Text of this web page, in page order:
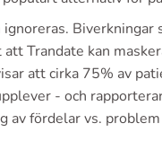
Trandate kan
att cirka 75% av
- och
fördelar vs.